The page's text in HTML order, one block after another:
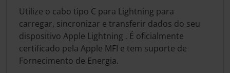
Utilize o cabo tipo C para Lightning para
carregar, sincronizar e transferir dados do seu
dispositivo Apple Lightning . É oficialmente
certificado pela Apple MFI e tem suporte de
Fornecimento de Energia.